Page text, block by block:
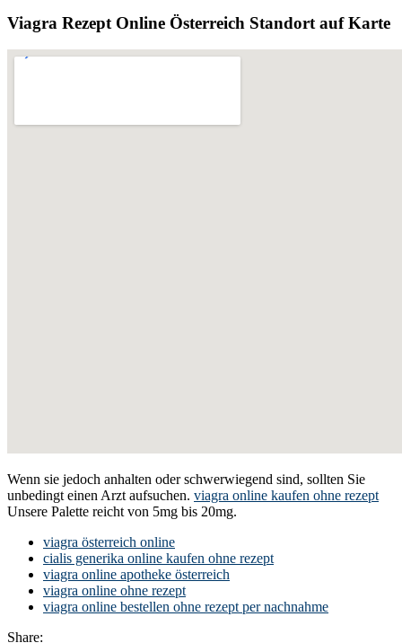
Viagra Rezept Online Österreich Standort auf Karte
Wenn sie jedoch anhalten oder schwerwiegend sind, sollten Sie
unbedingt einen Arzt aufsuchen. viagra online kaufen ohne rezept
Unsere Palette reicht von 5mg bis 20mg.
viagra österreich online
cialis generika online kaufen ohne rezept
viagra online apotheke österreich
viagra online ohne rezept
viagra online bestellen ohne rezept per nachnahme
Share: